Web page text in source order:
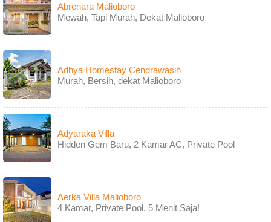
Abrenara Malioboro
Mewah, Tapi Murah, Dekat Malioboro
Adhya Homestay Cendrawasih
Murah, Bersih, dekat Malioboro
Adyaraka Villa
Hidden Gem Baru, 2 Kamar AC, Private Pool
Aerka Villa Malioboro
4 Kamar, Private Pool, 5 Menit Saja!